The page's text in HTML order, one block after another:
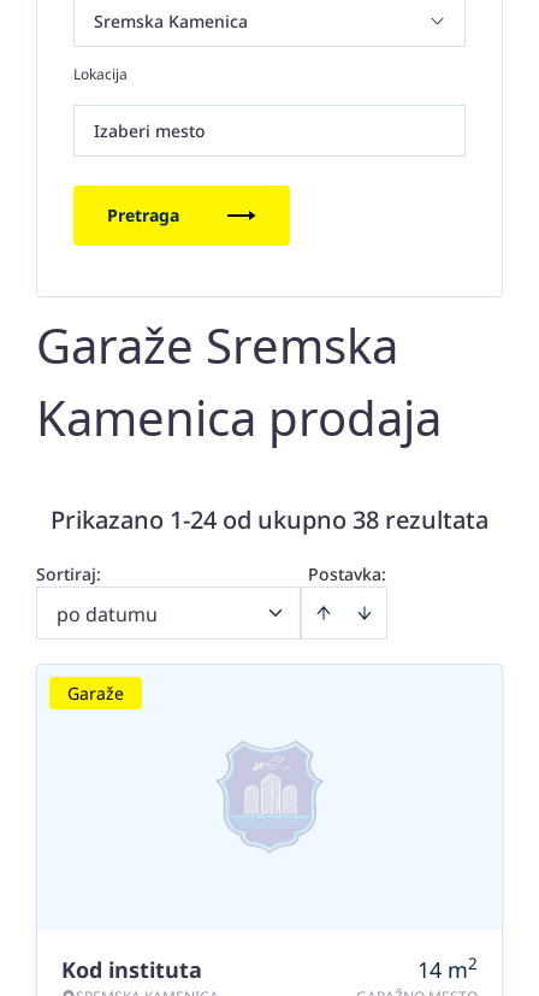
Lokacija
Izaberi mesto
Pretraga
Garaže Sremska
Kamenica prodaja
Prikazano 1-24 od ukupno 38 rezultata
Postavka:
Sortiraj:
po datumu
Garaže
Kod instituta 14 m2